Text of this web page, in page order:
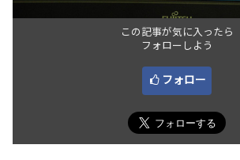
この記事が気に入ったら
フォローしよう
フォロー